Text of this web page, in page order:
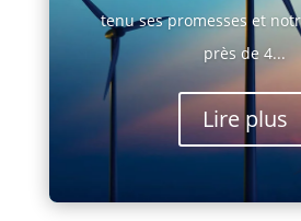
tenu ses promesses et
près de 4...
Lire plus